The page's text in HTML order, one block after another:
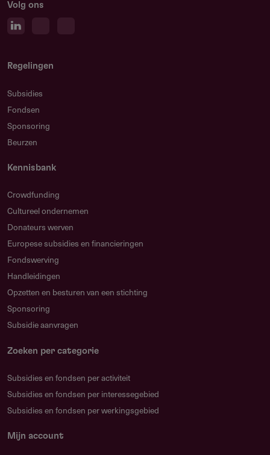
Volg ons
Regelingen
Subsidies
Fondsen
Sponsoring
Beurzen
Kennisbank
Crowdfunding
Cultureel ondernemen
Donateurs werven
Europese subsidies en financieringen
Fondswerving
Handleidingen
Opzetten en besturen van een stichting
Sponsoring
Subsidie aanvragen
Zoeken per categorie
Subsidies en fondsen per activiteit
Subsidies en fondsen per interessegebied
Subsidies en fondsen per werkingsgebied
Mijn account